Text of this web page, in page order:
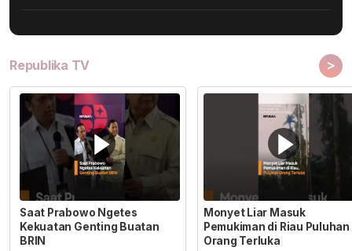
Republika TV >
Saat Prabowo Ngetes
Kekuatan Genting Buatan
BRIN
Monyet Liar Masuk
Pemukiman di Riau Puluhan
Orang Terluka